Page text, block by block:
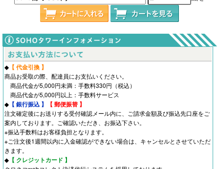
◆ 【 代金引換 】
商品お受取の際、配達員にお支払いください。
商品代金が5,000円未満：手数料330円（税込）
商品代金が5,000円以上：手数料サービス
◆ 【 銀行振込 】 【 郵便振替 】
注文確定後にお送りする受付確認メール内に、ご請求金額及び振込先口座をご
案内しております。ご確認いただき、お振込下さい。
※振込手数料はお客様負担となります。
※ご注文後1週間以内に入金確認ができない場合は、キャンセルとさせていただ
きます。
◆ 【 クレジットカード 】